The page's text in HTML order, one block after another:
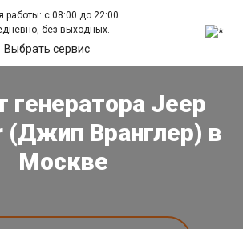
работы: с 08:00 до 22:00
без выходных.
Выбрать сервис
генератора Jeep
(Джип Вранглер) в
Москве